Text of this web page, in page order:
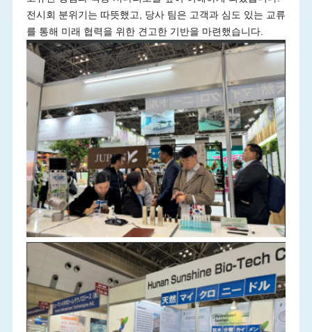
전시회 분위기는 따뜻했고, 당사 팀은 고객과 심도 있는 교류
를 통해 미래 협력을 위한 견고한 기반을 마련했습니다.